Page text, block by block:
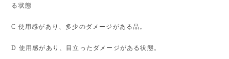
る状態
C 使用感があり、多少のダメージがある品。
D 使用感があり、目立ったダメージがある状態。